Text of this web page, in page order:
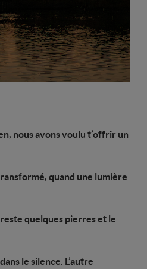
nous avons voulu t’offrir un
quand une lumière
reste quelques pierres et le
le silence. L’autre